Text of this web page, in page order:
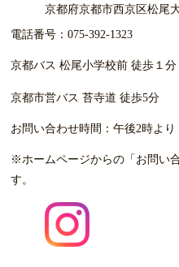
京都府京都市西京区松尾
電話番号：075-392-1323
京都バス 松尾小学校前 徒歩１分
京都市営バス 苔寺道 徒歩5分
お問い合わせ時間：午後2時より
※ホームページからの「お問い
す。